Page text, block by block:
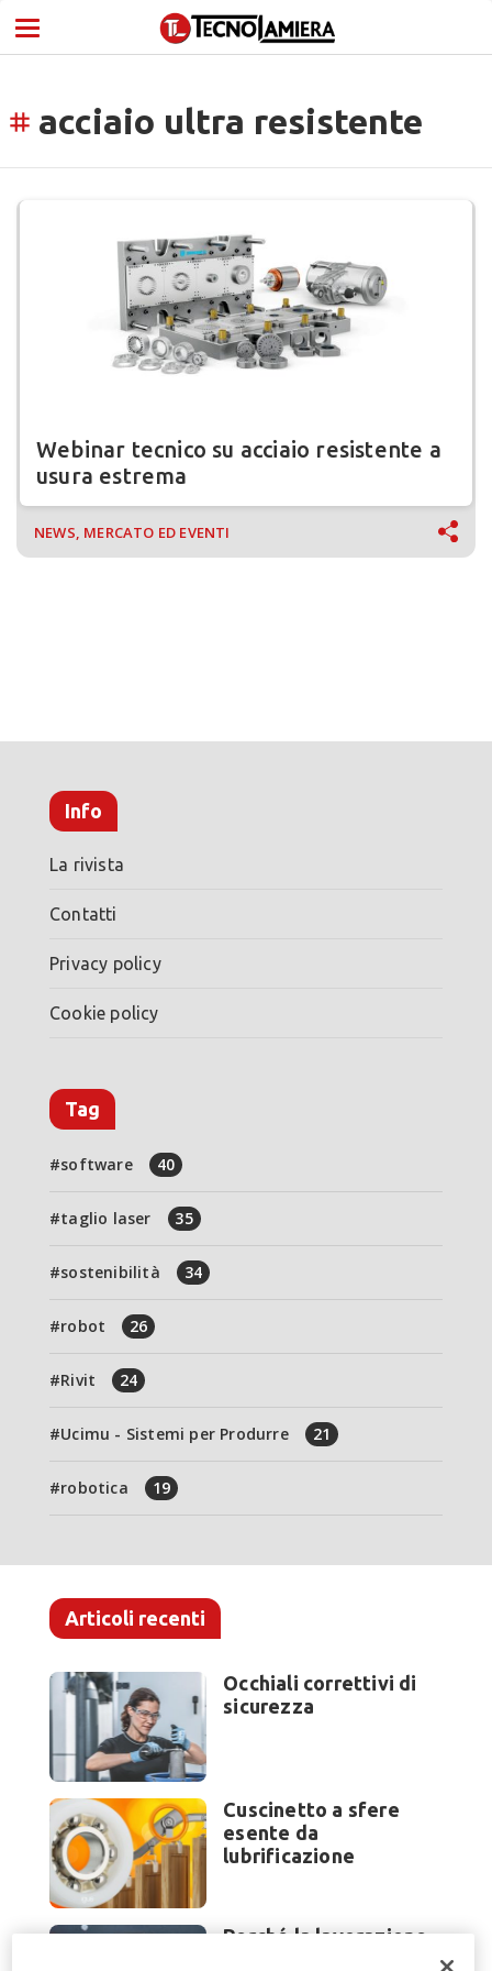
tag acciaio ultra resistente
Webinar tecnico su acciaio resistente a
usura estrema
NEWS, MERCATO ED EVENTI
Info
La rivista
Contatti
Privacy policy
Cookie policy
Tag
software 40
taglio laser 35
sostenibilità 34
robot 26
Rivit 24
Ucimu - Sistemi per Produrre 21
robotica 19
Articoli recenti
Occhiali correttivi di
sicurezza
Cuscinetto a sfere
esente da
lubrificazione
Perché la lavorazione